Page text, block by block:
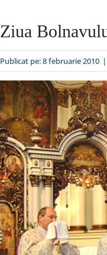
Ziua
Publicat pe: 8 februarie 2010 |